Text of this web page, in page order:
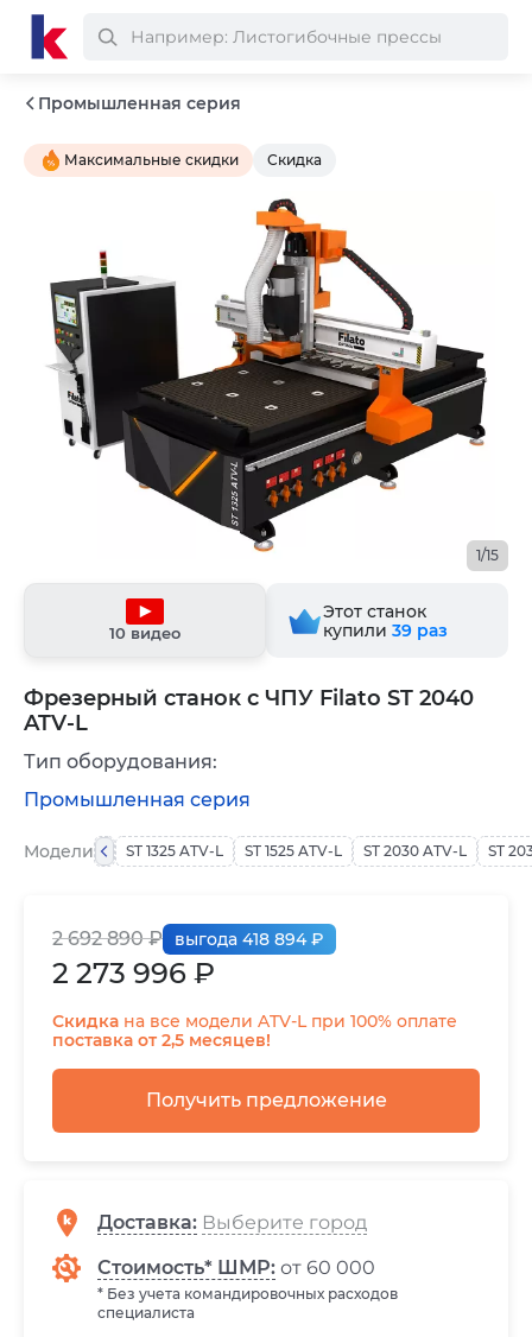
Промышленная серия
Максимальные скидки Скидка
Фрезерный станок с ЧПУ Filato ST 2040
ATV-L
1/15
10 видео
Этот станок
купили 39 раз
2 273 996 ₽
2 692 890 ₽ выгода 418 894 ₽
Скидка на все модели ATV-L при 100% оплате
поставка от 2,5 месяцев!
Получить предложение
Доставка:
Стоимость* ШМР: от 60 000
* Без учета командировочных расходов
специалиста
Модели ST 1325 ATV-L ST 1525 ATV-L ST 2030 ATV-L ST
Тип оборудования:
Промышленная серия